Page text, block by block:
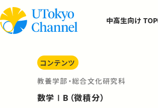
中高生向け TOP
コンテンツ
教養学部・総合文化研究科
数学ⅠB（微積分）